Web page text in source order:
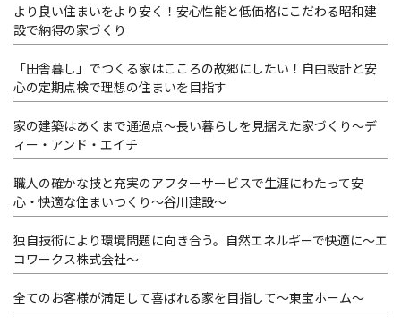
より良い住まいをより安く！安心性能と低価格にこだわる昭和建
設で納得の家づくり
「田舎暮し」でつくる家はこころの故郷にしたい！自由設計と安
心の定期点検で理想の住まいを目指す
家の建築はあくまで通過点～長い暮らしを見据えた家づくり～デ
ィー・アンド・エイチ
職人の確かな技と充実のアフターサービスで生涯にわたって安
心・快適な住まいつくり～谷川建設～
独自技術により環境問題に向き合う。自然エネルギーで快適に～エ
コワークス株式会社～
全てのお客様が満足して喜ばれる家を目指して～東宝ホーム～